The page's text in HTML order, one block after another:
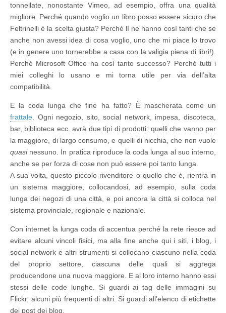
tonnellate, nonostante Vimeo, ad esempio, offra una qualità
migliore. Perché quando voglio un libro posso essere sicuro che
Feltrinelli è la scelta giusta? Perché lì ne hanno così tanti che se
anche non avessi idea di cosa voglio, uno che mi piace lo trovo
(e in genere uno tornerebbe a casa con la valigia piena di libri!).
Perché Microsoft Office ha così tanto successo? Perché tutti i
miei colleghi lo usano e mi torna utile per via dell’alta
compatibilità.
E la coda lunga che fine ha fatto? È mascherata come un
frattale . Ogni negozio, sito, social network, impesa, discoteca,
bar, biblioteca ecc. avrà due tipi di prodotti: quelli che vanno per
la maggiore, di largo consumo, e quelli di nicchia, che non vuole
quasinessuno. In pratica riproduce la coda lunga al suo interno,
anche se per forza di cose non può essere poi tanto lunga.
A sua volta, questo piccolo rivenditore o quello che è, rientra in
un sistema maggiore, collocandosi, ad esempio, sulla coda
lunga dei negozi di una città, e poi ancora la città si colloca nel
sistema provinciale, regionale e nazionale.
Con internet la lunga coda di accentua perché la rete riesce ad
evitare alcuni vincoli fisici, ma alla fine anche qui i siti, i blog, i
social network e altri strumenti si collocano ciascuno nella coda
del proprio settore, ciascuna delle quali si aggrega
producendone una nuova maggiore. E al loro interno hanno essi
stessi delle code lunghe. Si guardi ai tag delle immagini su
Flickr, alcuni più frequenti di altri. Si guardi all’elenco di etichette
dei post dei blog.